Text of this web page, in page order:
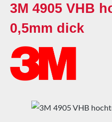
3M 4905 VHB
0,5mm dick
Bildergalerie überspringen